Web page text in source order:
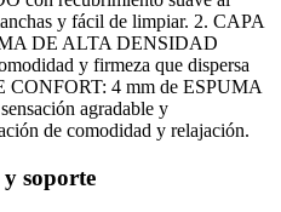
y fácil de limpiar. 2. CAPA
DE ALTA DENSIDAD
y firmeza que dispersa
CONFORT: 4 mm de ESPUMA
agradable y
de comodidad y relajación.
soporte